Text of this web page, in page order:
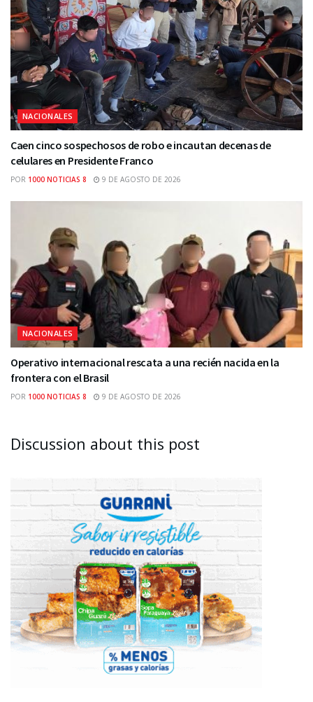
NACIONALES
Caen cinco sospechosos de robo e incautan decenas de
celulares en Presidente Franco
POR 1000 NOTICIAS 8 9 DE AGOSTO DE 2026
NACIONALES
Operativo internacional rescata a una recién nacida en la
frontera con el Brasil
POR 1000 NOTICIAS 8 9 DE AGOSTO DE 2026
Discussion about this post